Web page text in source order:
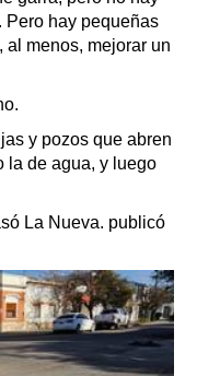
Pero hay pequeñas
al menos, mejorar un
y pozos que abren
la de agua, y luego
La Nueva. publicó